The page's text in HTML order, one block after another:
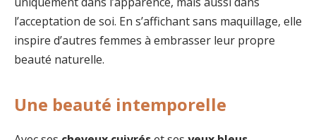
l’acceptation de soi. En s’affichant sans maquillage, elle
inspire d’autres femmes à embrasser leur propre
beauté naturelle.
Une beauté intemporelle